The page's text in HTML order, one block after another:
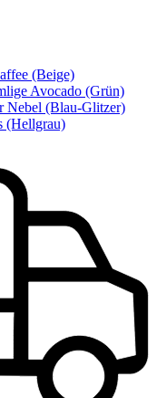
(Beige)
Avocado (Grün)
Nebel (Blau-Glitzer)
(Hellgrau)